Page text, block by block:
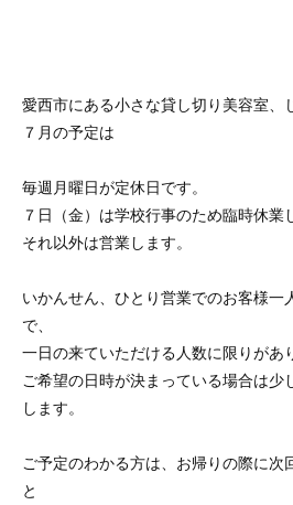
愛西市にある小さな貸し切り美容室、
７月の予定は
毎週月曜日が定休日です。
７日（金）は学校行事のため臨時休業
それ以外は営業します。
いかんせん、ひとり営業でのお客様一
で、
一日の来ていただける人数に限りがあ
ご希望の日時が決まっている場合は少
します。
ご予定のわかる方は、お帰りの際に次
と